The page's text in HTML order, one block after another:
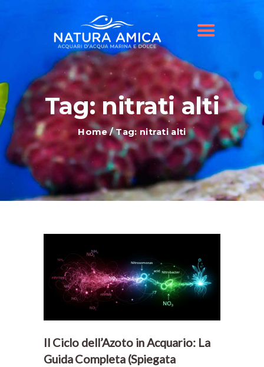
Tag: nitrati alti
Home Tag: nitrati alti
IL NOSTRO NEGOZIO
OFFERTE ACQUARI
SHOP ONLINE
BLOG
Il Ciclo dell’Azoto in Acquario: La
Guida Completa (Spiegata